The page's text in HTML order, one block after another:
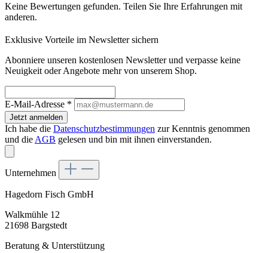
Keine Bewertungen gefunden. Teilen Sie Ihre Erfahrungen mit
anderen.
Exklusive Vorteile im Newsletter sichern
Abonniere unseren kostenlosen Newsletter und verpasse keine
Neuigkeit oder Angebote mehr von unserem Shop.
E-Mail-Adresse *
Jetzt anmelden
Ich habe die Datenschutzbestimmungen zur Kenntnis genommen
und die AGB gelesen und bin mit ihnen einverstanden.
Unternehmen
Hagedorn Fisch GmbH
Walkmühle 12
21698 Bargstedt
Beratung & Unterstützung